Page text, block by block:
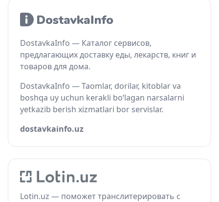
DostavkaInfo — Каталог сервисов,
предлагающих доставку еды, лекарств, книг и
товаров для дома.
DostavkaInfo — Taomlar, dorilar, kitoblar va
boshqa uy uchun kerakli bo‘lagan narsalarni
yetkazib berish xizmatlari bor servislar.
dostavkainfo.uz
Lotin.uz — поможет транслитерировать с